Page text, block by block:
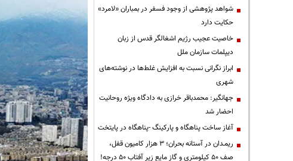
شواهد پژوهشی از وجود فسفر در بمباران «لامرد»
حکایت دارد
خاصیت عجیب رژیم اشغالگر قدس از زبان
دیپلمات سازمان ملل
ابراز نگرانی نسبت به افزایش غلط‌ها در نوشته‌های
شهری
جهانگیر: محمدباقر خرازی به دادگاه ویژه روحانیت
احضار شد
آغاز ساخت پناهگاه و پارکینگ -پناهگاه در پایتخت
ریمـدان در آستانه بحران؛ ۳ هزار کامیون قفل،
صف ۵۰ کیلومتری و گاز مایع زیر آفتاب ۵۰ درجه!